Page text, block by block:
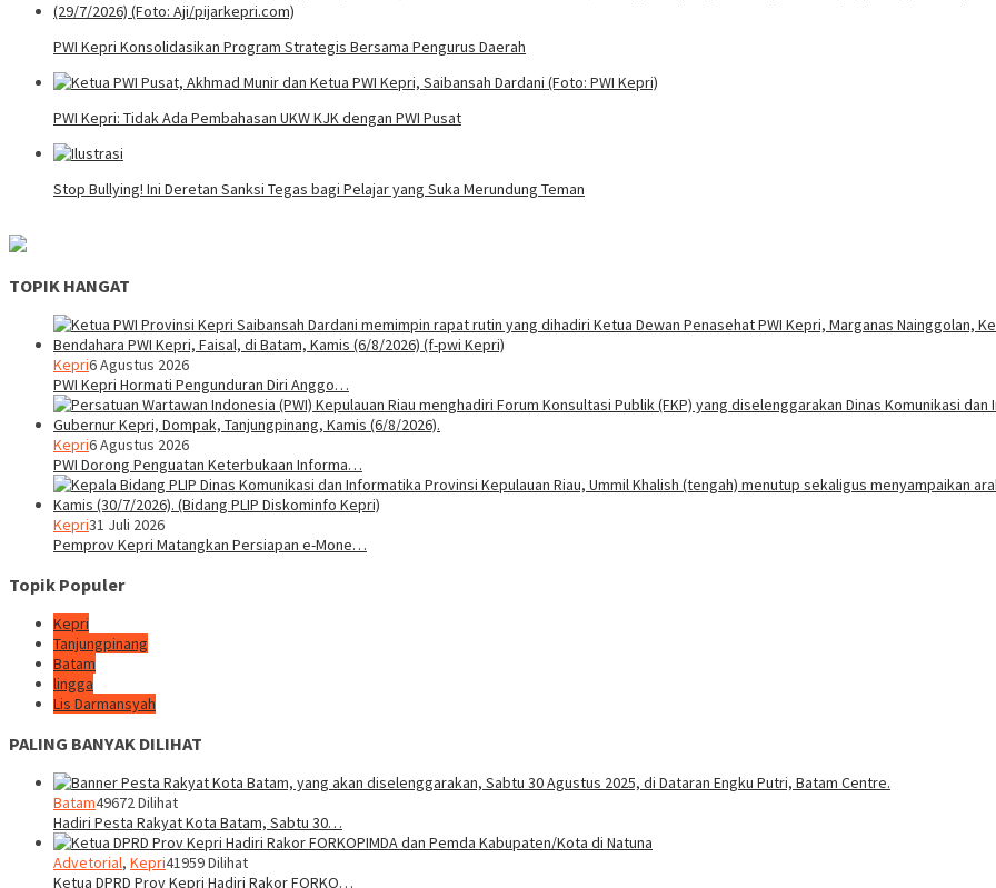
PWI Kepri Konsolidasikan Program Strategis Bersama Pengurus Daerah
PWI Kepri: Tidak Ada Pembahasan UKW KJK dengan PWI Pusat
Stop Bullying! Ini Deretan Sanksi Tegas bagi Pelajar yang Suka Merundung Teman
TOPIK HANGAT
Kepri6 Agustus 2026
PWI Kepri Hormati Pengunduran Diri Anggo…
Kepri6 Agustus 2026
PWI Dorong Penguatan Keterbukaan Informa…
Kepri31 Juli 2026
Pemprov Kepri Matangkan Persiapan e-Mone…
Topik Populer
Kepri
Tanjungpinang
Batam
lingga
Lis Darmansyah
PALING BANYAK DILIHAT
Batam49672 Dilihat
Hadiri Pesta Rakyat Kota Batam, Sabtu 30…
Advetorial, Kepri41959 Dilihat
Ketua DPRD Prov Kepri Hadiri Rakor FORKO…